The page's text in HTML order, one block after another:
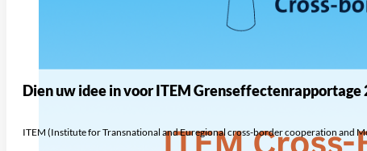
Dien uw idee in voor ITEM Grenseffectenrapportage
ITEM (Institute for Transnational and Euregional cross-border cooperation and